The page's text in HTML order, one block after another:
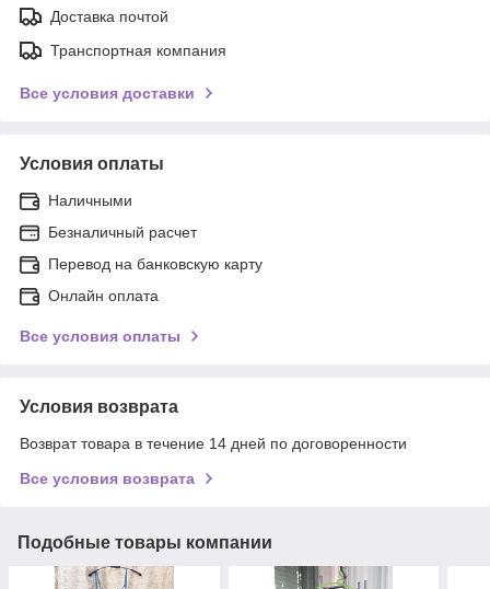
Доставка почтой
Транспортная компания
Все условия доставки
Условия оплаты
Наличными
Безналичный расчет
Перевод на банковскую карту
Онлайн оплата
Все условия оплаты
Условия возврата
Возврат товара в течение 14 дней по договоренности
Все условия возврата
Подобные товары компании